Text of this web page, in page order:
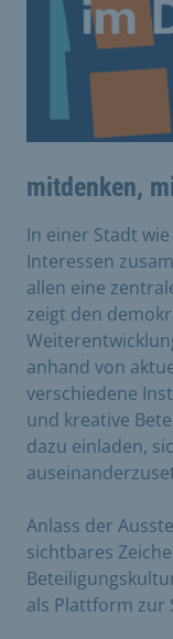
mitdenken,
In einer Stadt
Interessen
allen eine
zeigt den
anhand von
verschiedene
und kreative
dazu einladen,
Anlass der
sichtbares
als Plattform zur